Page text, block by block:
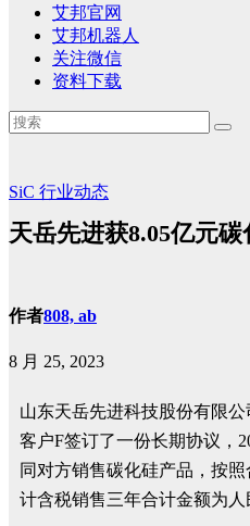
艾邦官网
艾邦机器人
关注微信
资料下载
SiC 行业动态
天岳先进获8.05亿元碳
作者808, ab
8 月 25, 2023
山东天岳先进科技股份有限
客户F签订了一份长期协议，
同对方销售碳化硅产品，按
计含税销售三年合计金额为人